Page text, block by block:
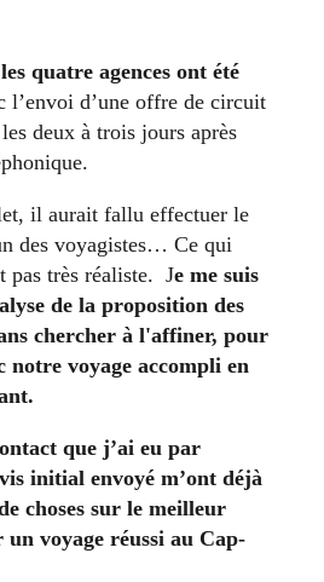
quatre agences ont été
l’envoi d’une offre de circuit
deux à trois jours après
il aurait fallu effectuer le
des voyagistes… Ce qui
pas très réaliste. Je me suis
de la proposition des
chercher à l'affiner, pour
notre voyage accompli en
que j’ai eu par
initial envoyé m’ont déjà
choses sur le meilleur
voyage réussi au Cap-